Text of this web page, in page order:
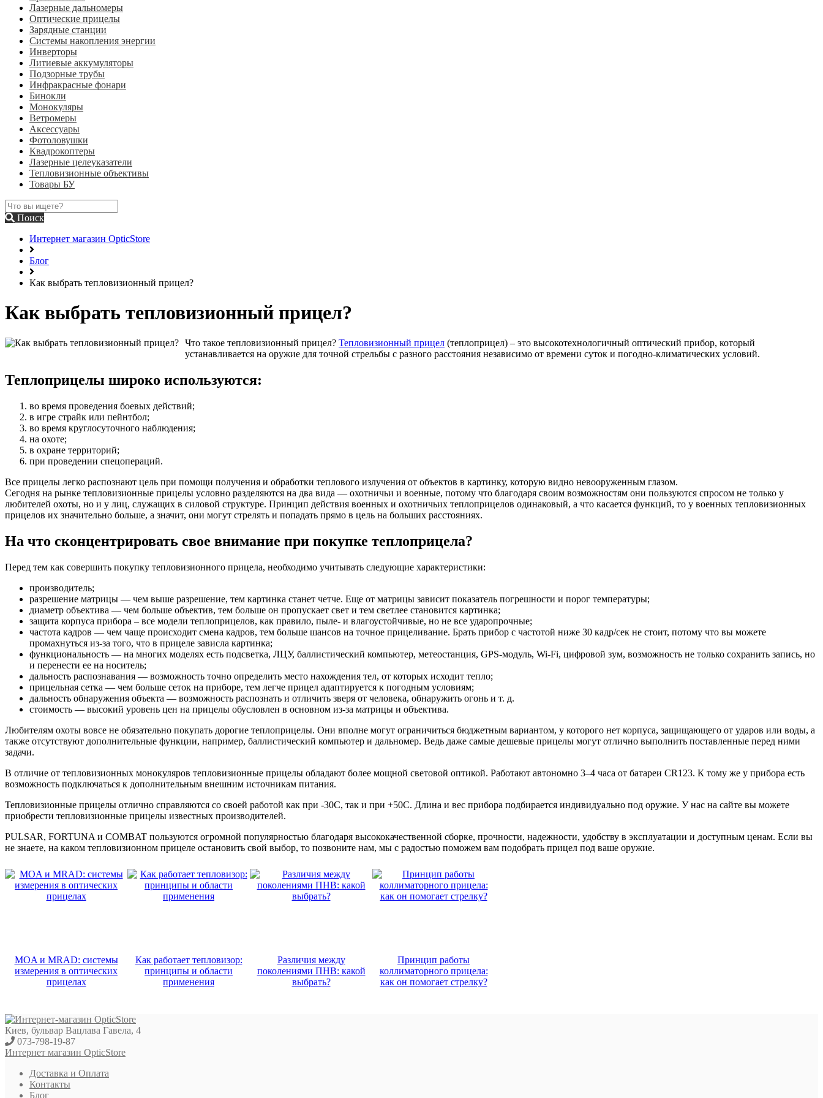
Лазерные дальномеры
Оптические прицелы
Зарядные станции
Системы накопления энергии
Инверторы
Литиевые аккумуляторы
Подзорные трубы
Инфракрасные фонари
Бинокли
Монокуляры
Ветромеры
Аксессуары
Фотоловушки
Квадрокоптеры
Лазерные целеуказатели
Тепловизионные объективы
Товары БУ
Поиск
Интернет магазин OpticStore
Блог
Как выбрать тепловизионный прицел?
Как выбрать тепловизионный прицел?
Что такое тепловизионный прицел? Тепловизионный прицел (теплоприцел) – это высокотехнологичный оптический прибор, который
устанавливается на оружие для точной стрельбы с разного расстояния независимо от времени суток и погодно-климатических условий.
Теплоприцелы широко используются:
во время проведения боевых действий;
в игре страйк или пейнтбол;
во время круглосуточного наблюдения;
на охоте;
в охране территорий;
при проведении спецопераций.
Все прицелы легко распознают цель при помощи получения и обработки теплового излучения от объектов в картинку, которую видно невооруженным глазом.
Сегодня на рынке тепловизионные прицелы условно разделяются на два вида — охотничьи и военные, потому что благодаря своим возможностям они пользуются спросом не только у
любителей охоты, но и у лиц, служащих в силовой структуре. Принцип действия военных и охотничьих теплоприцелов одинаковый, а что касается функций, то у военных тепловизионных
прицелов их значительно больше, а значит, они могут стрелять и попадать прямо в цель на больших расстояниях.
На что сконцентрировать свое внимание при покупке теплоприцела?
Перед тем как совершить покупку тепловизионного прицела, необходимо учитывать следующие характеристики:
производитель;
разрешение матрицы — чем выше разрешение, тем картинка станет четче. Еще от матрицы зависит показатель погрешности и порог температуры;
диаметр объектива — чем больше объектив, тем больше он пропускает свет и тем светлее становится картинка;
защита корпуса прибора – все модели теплоприцелов, как правило, пыле- и влагоустойчивые, но не все ударопрочные;
частота кадров — чем чаще происходит смена кадров, тем больше шансов на точное прицеливание. Брать прибор с частотой ниже 30 кадр/сек не стоит, потому что вы можете
промахнуться из-за того, что в прицеле зависла картинка;
функциональность — на многих моделях есть подсветка, ЛЦУ, баллистический компьютер, метеостанция, GPS-модуль, Wi-Fi, цифровой зум, возможность не только сохранить запись, но
и перенести ее на носитель;
дальность распознавания — возможность точно определить место нахождения тел, от которых исходит тепло;
прицельная сетка — чем больше сеток на приборе, тем легче прицел адаптируется к погодным условиям;
дальность обнаружения объекта — возможность распознать и отличить зверя от человека, обнаружить огонь и т. д.
стоимость — высокий уровень цен на прицелы обусловлен в основном из-за матрицы и объектива.
Любителям охоты вовсе не обязательно покупать дорогие теплоприцелы. Они вполне могут ограничиться бюджетным вариантом, у которого нет корпуса, защищающего от ударов или воды, а
также отсутствуют дополнительные функции, например, баллистический компьютер и дальномер. Ведь даже самые дешевые прицелы могут отлично выполнить поставленные перед ними
задачи.
В отличие от тепловизионных монокуляров тепловизионные прицелы обладают более мощной световой оптикой. Работают автономно 3–4 часа от батареи CR123. К тому же у прибора есть
возможность подключаться к дополнительным внешним источникам питания.
Тепловизионные прицелы отлично справляются со своей работой как при -30С, так и при +50С. Длина и вес прибора подбирается индивидуально под оружие. У нас на сайте вы можете
приобрести тепловизионные прицелы известных производителей.
PULSAR, FORTUNA и COMBAT пользуются огромной популярностью благодаря высококачественной сборке, прочности, надежности, удобству в эксплуатации и доступным ценам. Если вы
не знаете, на каком тепловизионном прицеле остановить свой выбор, то позвоните нам, мы с радостью поможем вам подобрать прицел под ваше оружие.
MOA и MRAD: системы
измерения в оптических
прицелах
Как работает тепловизор:
принципы и области
применения
Различия между
поколениями ПНВ: какой
выбрать?
Принцип работы
коллиматорного прицела:
как он помогает стрелку?
Киев, бульвар Вацлава Гавела, 4
073-798-19-87
Интернет магазин OpticStore
Доставка и Оплата
Контакты
Блог